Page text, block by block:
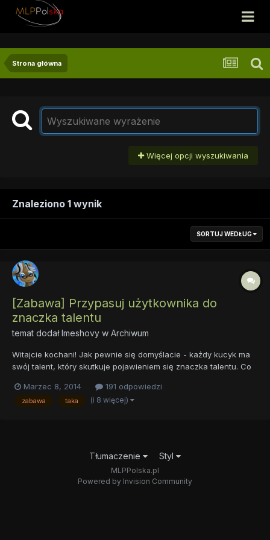
Strona główna
Więcej opcji wyszukiwania
Znaleziono 1 wynik
SORTUJ WEDŁUG
[Zabawa] Przypasuj użytkownika do
znaczka talentu
temat dodałImeshovy w Archiwum
Witajcie kochani! Jak pewnie się domyślacie - każdy kucyk ma
swój talent, który skutkuje pojawieniem się znaczka talentu. Co
swoich znaczków, lecz bardzo pilnie harują by spełnić swoje
najskrytsze marzenie. Zresztą można wyżej zauważyć, że p...
Marzec 8, 2014 191 odpowiedzi
zabawa taka (i 8 więcej)
Tłumaczenie Styl
MLPPolska.pl
Powered by Invision Community